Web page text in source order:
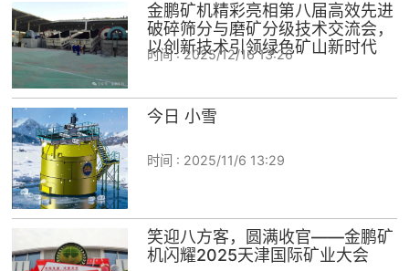
金鹏矿机精彩亮相第八届高效先进
破碎筛分与磨矿分级技术交流会，
以创新技术引领绿色矿山新时代
时间 :2025/12/16 13:26
今日 小雪
时间 : 2025/11/6 13:29
笑迎八方客，圆满收官——金鹏矿
机闪耀2025天津国际矿业大会